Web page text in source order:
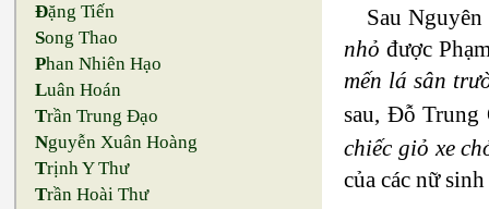
Đặng Tiến
Song Thao
Phan Nhiên Hạo
Luân Hoán
Trần Trung Đạo
Nguyễn Xuân Hoàng
Trịnh Y Thư
Trần Hoài Thư
Sau
nhỏ được
mến lá sân
sau, Đỗ
chiếc giỏ xe
của các nữ